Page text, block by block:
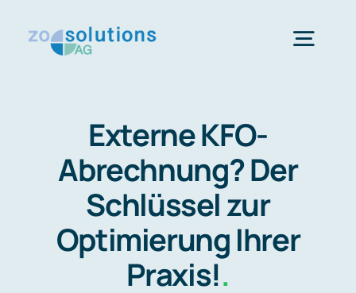
KFO-Dienstleistungen
Presse
Externe KFO-
Abrechnung? Der
Schlüssel zur
Optimierung Ihrer
Praxis!.